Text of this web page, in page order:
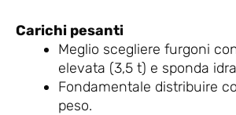
Carichi pesanti
Meglio scegliere furgoni
elevata (3,5 t) e sponda
Fondamentale distribuire
peso.